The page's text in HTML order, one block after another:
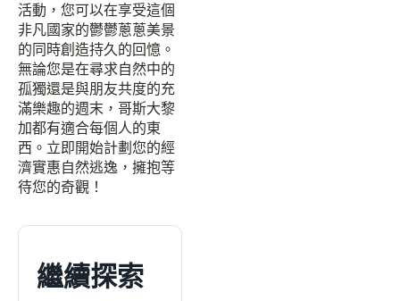
活動，您可以在享受這個
非凡國家的鬱鬱蔥蔥美景
的同時創造持久的回憶。
無論您是在尋求自然中的
孤獨還是與朋友共度的充
滿樂趣的週末，哥斯大黎
加都有適合每個人的東
西。立即開始計劃您的經
濟實惠自然逃逸，擁抱等
待您的奇觀！
繼續探索